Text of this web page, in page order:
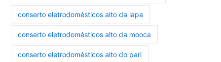
conserto eletrodomésticos alto da lapa
conserto eletrodomésticos alto da mooca
conserto eletrodomésticos alto do pari